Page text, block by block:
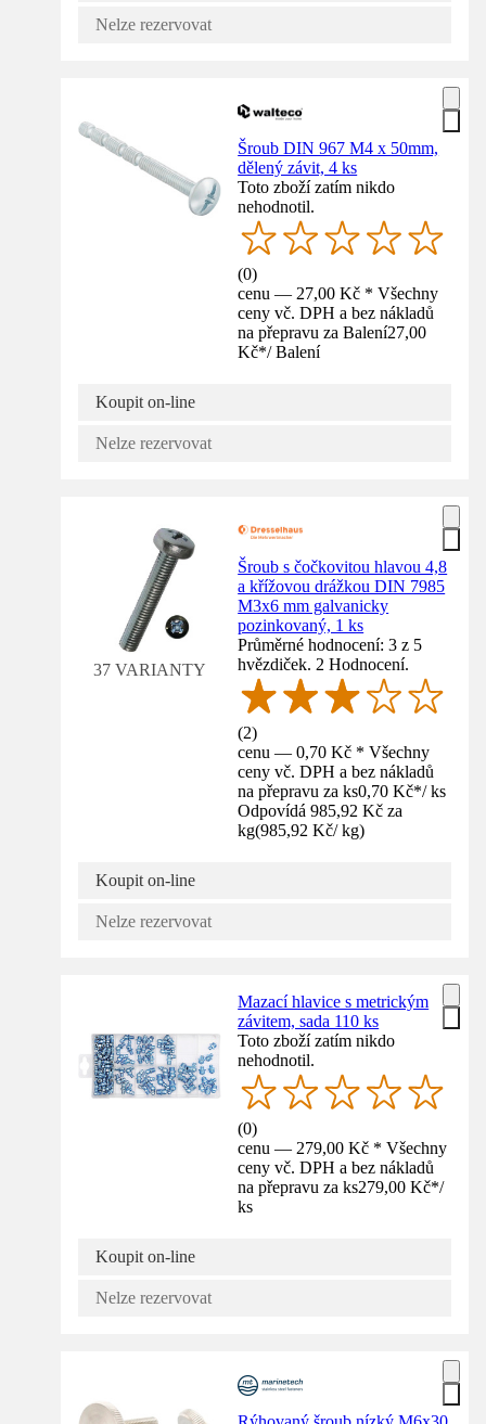
Nelze rezervovat
Šroub DIN 967 M4 x 50mm,
dělený závit, 4 ks
Toto zboží zatím nikdo
nehodnotil.
(0)
cenu — 27,00 Kč * Všechny
ceny vč. DPH a bez nákladů
na přepravu za Balení27,00
Kč*/ Balení
Koupit on-line
Nelze rezervovat
37 VARIANTY
Šroub s čočkovitou hlavou 4,8
a křížovou drážkou DIN 7985
M3x6 mm galvanicky
pozinkovaný, 1 ks
Průměrné hodnocení: 3 z 5
hvězdiček. 2 Hodnocení.
(2)
cenu — 0,70 Kč * Všechny
ceny vč. DPH a bez nákladů
na přepravu za ks0,70 Kč*/ ks
Odpovídá 985,92 Kč za
kg(985,92 Kč/ kg)
Koupit on-line
Nelze rezervovat
Mazací hlavice s metrickým
závitem, sada 110 ks
Toto zboží zatím nikdo
nehodnotil.
(0)
cenu — 279,00 Kč * Všechny
ceny vč. DPH a bez nákladů
na přepravu za ks279,00 Kč*/
ks
Koupit on-line
Nelze rezervovat